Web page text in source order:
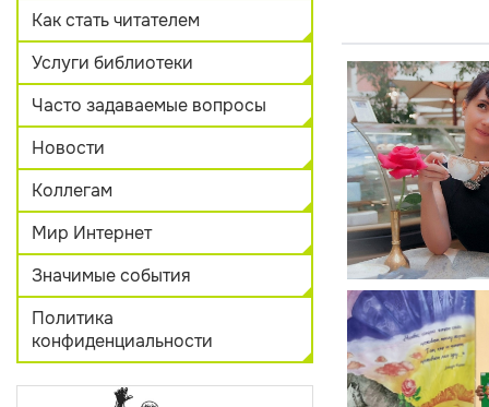
Как стать читателем
Услуги библиотеки
Часто задаваемые вопросы
Новости
Коллегам
Мир Интернет
Значимые события
Политика
конфиденциальности